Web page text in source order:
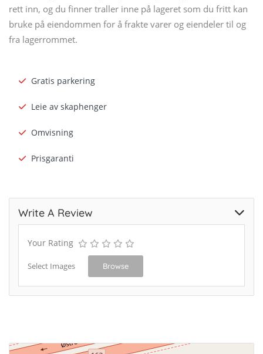
rett inn, og du finner traller inne på lageret som du fritt kan
bruke på eiendommen for å frakte varer og eiendeler til og
fra lagerrommet.
Gratis parkering
Leie av skaphenger
Omvisning
Prisgaranti
Write A Review
Your Rating
Select Images Browse